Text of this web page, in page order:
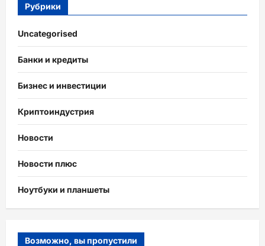
Рубрики
Uncategorised
Банки и кредиты
Бизнес и инвестиции
Криптоиндустрия
Новости
Новости плюс
Ноутбуки и планшеты
Возможно, вы пропустили